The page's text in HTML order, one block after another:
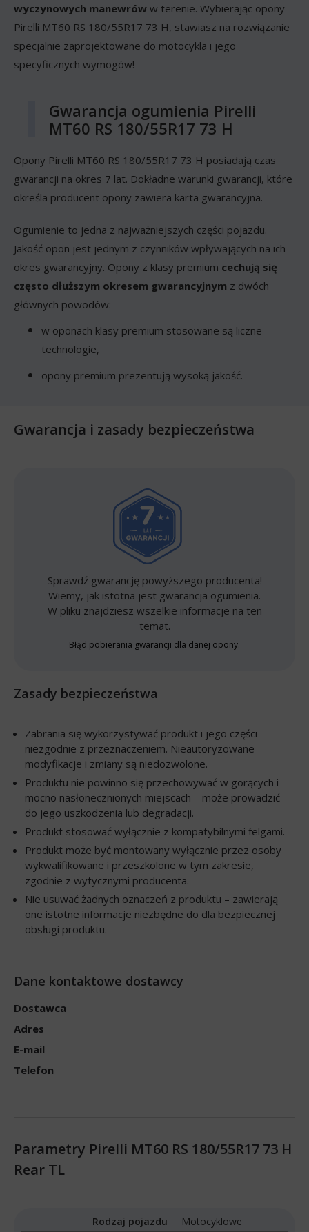
wyczynowych manewrów w terenie. Wybierając opony
Pirelli MT60 RS 180/55R17 73 H, stawiasz na rozwiązanie
specjalnie zaprojektowane do motocykla i jego
specyficznych wymogów!
Gwarancja ogumienia Pirelli
MT60 RS 180/55R17 73 H
Opony Pirelli MT60 RS 180/55R17 73 H posiadają czas
gwarancji na okres 7 lat. Dokładne warunki gwarancji, które
określa producent opony zawiera karta gwarancyjna.
Ogumienie to jedna z najważniejszych części pojazdu.
Jakość opon jest jednym z czynników wpływających na ich
okres gwarancyjny. Opony z klasy premium cechują się
często dłuższym okresem gwarancyjnym z dwóch
głównych powodów:
w oponach klasy premium stosowane są liczne
technologie,
opony premium prezentują wysoką jakość.
Gwarancja i zasady bezpieczeństwa
Sprawdź gwarancję powyższego producenta!
Wiemy, jak istotna jest gwarancja ogumienia.
W pliku znajdziesz wszelkie informacje na ten
temat.
Błąd pobierania gwarancji dla danej opony.
Zasady bezpieczeństwa
Zabrania się wykorzystywać produkt i jego części
niezgodnie z przeznaczeniem. Nieautoryzowane
modyfikacje i zmiany są niedozwolone.
Produktu nie powinno się przechowywać w gorących i
mocno nasłonecznionych miejscach – może prowadzić
do jego uszkodzenia lub degradacji.
Produkt stosować wyłącznie z kompatybilnymi felgami.
Produkt może być montowany wyłącznie przez osoby
wykwalifikowane i przeszkolone w tym zakresie,
zgodnie z wytycznymi producenta.
Nie usuwać żadnych oznaczeń z produktu – zawierają
one istotne informacje niezbędne do dla bezpiecznej
obsługi produktu.
Dane kontaktowe dostawcy
Dostawca
Adres
E-mail
Telefon
Parametry Pirelli MT60 RS 180/55R17 73 H
Rear TL
Rodzaj pojazdu Motocyklowe